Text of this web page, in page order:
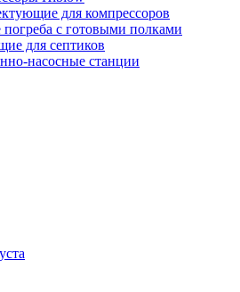
для компрессоров
с готовыми полками
для септиков
насосные станции